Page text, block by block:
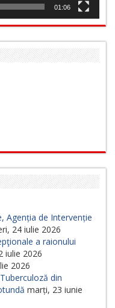
01:06
Agenția de Intervenție
24 iulie 2026
a raionului
iulie 2026
2026
din
marți, 23 iunie